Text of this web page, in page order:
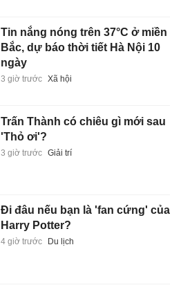
Tin nắng nóng trên 37°C ở miền
Bắc, dự báo thời tiết Hà Nội 10
ngày
3 giờ trước Xã hội
Trấn Thành có chiêu gì mới sau
'Thỏ ơi'?
3 giờ trước Giải trí
Đi đâu nếu bạn là 'fan cứng' của
Harry Potter?
4 giờ trước Du lịch